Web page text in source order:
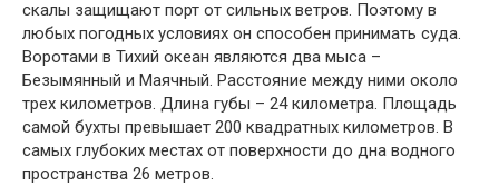
скалы защищают порт от сильных ветров. Поэтому в
любых погодных условиях он способен принимать суда.
Воротами в Тихий океан являются два мыса –
Безымянный и Маячный. Расстояние между ними около
трех километров. Длина губы – 24 километра. Площадь
самой бухты превышает 200 квадратных километров. В
самых глубоких местах от поверхности до дна водного
пространства 26 метров.